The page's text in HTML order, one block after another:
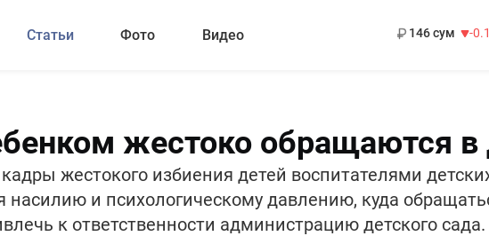
Статьи Фото Видео
146 сум
-
жестоко обращаются в
жестокого избиения детей воспитателями
насилию и психологическому давлению, куда
к ответственности администрацию детского сада.